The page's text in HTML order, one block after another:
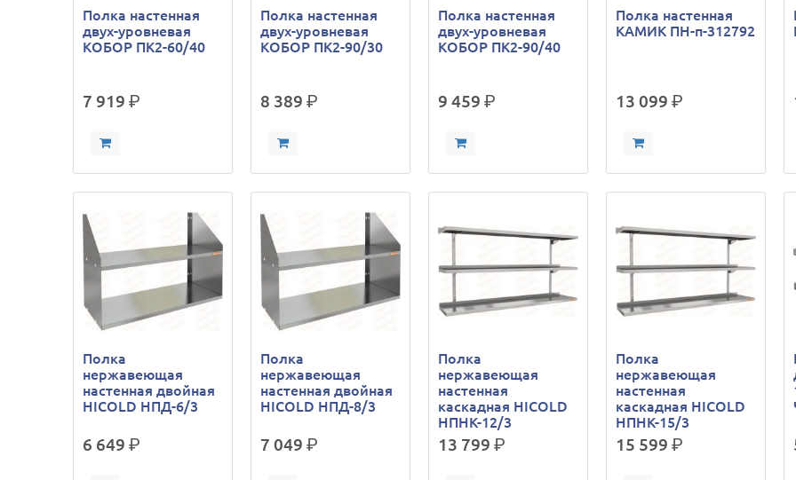
Полка настенная
двух-уровневая
КОБОР ПК2-60/40
7 919р.
Полка настенная
двух-уровневая
КОБОР ПК2-90/30
8 389р.
Полка настенная
двух-уровневая
КОБОР ПК2-90/40
9 459р.
Полка настенная
КАМИК ПН-п-312792
13 099 р.
Полка
нержавеющая
настенная двойная
HICOLD НПД-6/3
6 649р.
Полка
нержавеющая
настенная двойная
HICOLD НПД-8/3
7 049р.
Полка
нержавеющая
настенная
каскадная HICOLD
НПНК-12/3
13 799р.
Полка
нержавеющая
настенная
каскадная HICOLD
НПНК-15/3
15 599 р.